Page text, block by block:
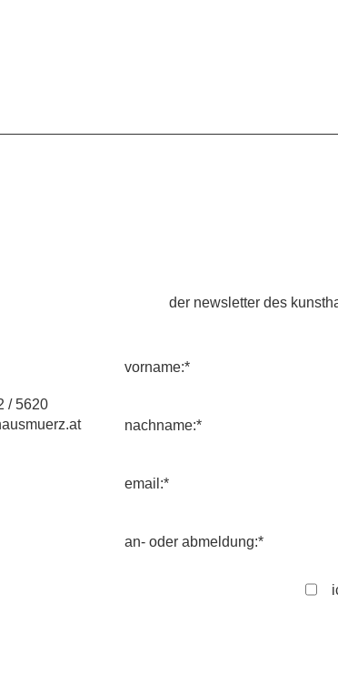
/ 5620
der newsletter des
vorname:*
nachname:*
email:*
an- oder abmeldung:*